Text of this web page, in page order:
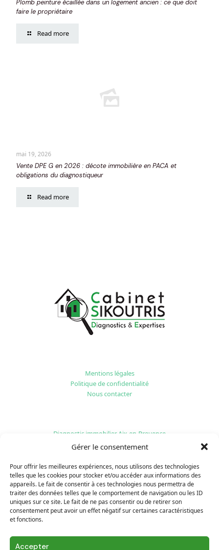
Gérer le consentement
Pour offrir les meilleures expériences, nous utilisons des technologies
telles que les cookies pour stocker et/ou accéder aux informations des
appareils. Le fait de consentir à ces technologies nous permettra de
traiter des données telles que le comportement de navigation ou les ID
uniques sur ce site. Le fait de ne pas consentir ou de retirer son
consentement peut avoir un effet négatif sur certaines caractéristiques
et fonctions.
Accepter
Plomb peinture écaillée dans un logement ancien : ce que doit
faire le propriétaire
Read more
mai 19, 2026
Vente DPE G en 2026 : décote immobilière en PACA et
obligations du diagnostiqueur
Read more
Mentions légales
Politique de confidentialité
Nous contacter
Diagnostic immobilier Aix-en-Provence
Diagnostic immobilier Toulon